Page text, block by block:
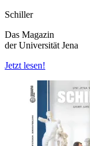
Schiller
Das Magazin
der Universität Jena
Jetzt lesen!